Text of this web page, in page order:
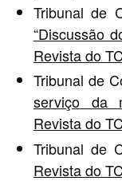
Tribunal de
“Discussão
Revista do
Tribunal de
serviço da
Revista do
Tribunal de
Revista do